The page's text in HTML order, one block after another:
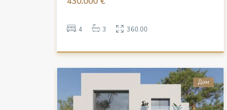
4 3 360.00
Дом